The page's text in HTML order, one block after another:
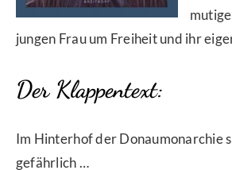
jungen Frau um Freiheit und ihr
Der Klappentext:
Im Hinterhof der Donaumonarchie
gefährlich …